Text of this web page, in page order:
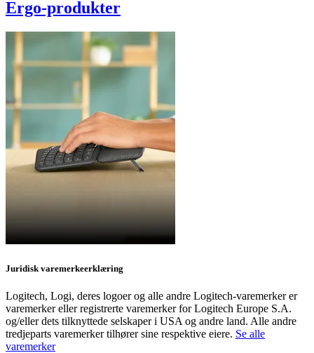
Ergo-produkter
Juridisk varemerkeerklæring
Logitech, Logi, deres logoer og alle andre Logitech-varemerker er
varemerker eller registrerte varemerker for Logitech Europe S.A.
og/eller dets tilknyttede selskaper i USA og andre land. Alle andre
tredjeparts varemerker tilhører sine respektive eiere. Se alle
varemerker